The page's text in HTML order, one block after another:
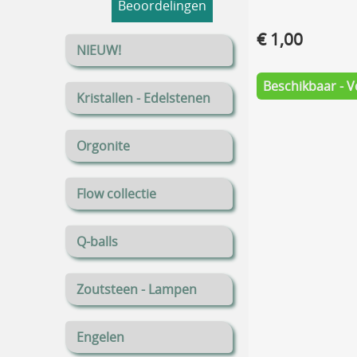
Beoordelingen
NIEUW!
Kristallen - Edelstenen
Orgonite
Flow collectie
Q-balls
Zoutsteen - Lampen
Engelen
€ 1,00
Beschikbaar -